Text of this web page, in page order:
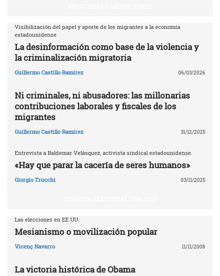
Visibilización del papel y aporte de los migrantes a la economía
estadounidense
La desinformación como base de la violencia y
la criminalización migratoria
Guillermo Castillo Ramírez 06/03/2026
Ni criminales, ni abusadores: las millonarias
contribuciones laborales y fiscales de los
migrantes
Guillermo Castillo Ramírez 31/12/2025
Entrevista a Baldemar Velásquez, activista sindical estadounidense.
«Hay que parar la cacería de seres humanos»
Giorgio Trucchi 03/11/2025
Las elecciones en EE.UU.
Mesianismo o movilización popular
Vicenç Navarro 11/11/2008
La victoria histórica de Obama